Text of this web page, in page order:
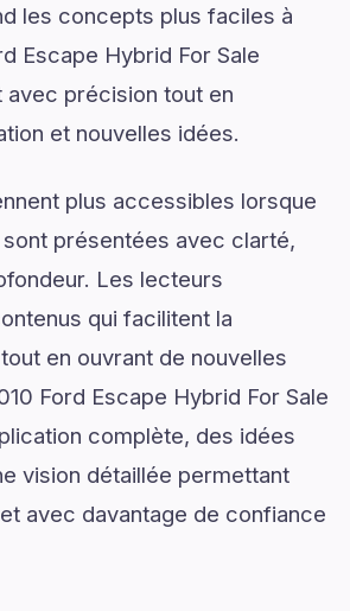
les concepts plus faciles à
Escape Hybrid For Sale
avec précision tout en
et nouvelles idées.
plus accessibles lorsque
présentées avec clarté,
Les lecteurs
qui facilitent la
en ouvrant de nouvelles
Ford Escape Hybrid For Sale
complète, des idées
vision détaillée permettant
avec davantage de confiance